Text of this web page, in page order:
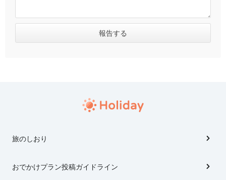
旅のしおり
おでかけプラン投稿ガイドライン